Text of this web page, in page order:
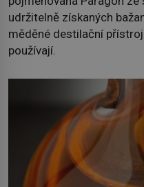
udržitelně získaných
měděné destilační
používají.